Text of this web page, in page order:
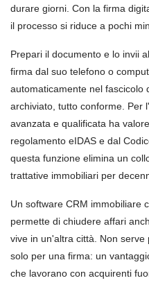
durare giorni. Con la firma
il processo si riduce a pochi
Prepari il documento e lo invii
firma dal suo telefono o
automaticamente nel fascicolo
archiviato, tutto conforme. Per
avanzata e qualificata ha
regolamento eIDAS e dal
questa funzione elimina un
trattative immobiliari per
Un software CRM immobiliare
permette di chiudere affari
vive in un'altra città. Non
solo per una firma: un
che lavorano con acquirenti